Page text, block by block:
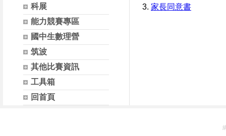
科展
能力競賽專區
國中生數理營
筑波
其他比賽資訊
工具箱
回首頁
3. 家長同意書